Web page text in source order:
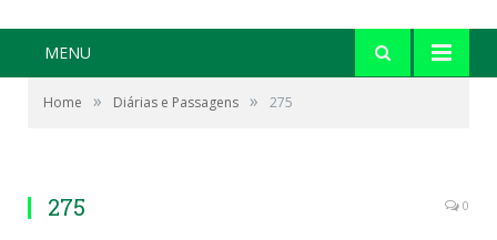
MENU
Home » Diárias e Passagens » 275
275 0